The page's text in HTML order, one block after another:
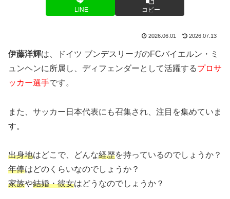
LINE コピー
2026.06.01 2026.07.13
伊藤洋輝は、ドイツ ブンデスリーガのFCバイエルン・ミ
ュンヘンに所属し、ディフェンダーとして活躍するプロサ
ッカー選手です。
また、サッカー日本代表にも召集され、注目を集めていま
す。
出身地はどこで、どんな経歴を持っているのでしょうか？
年俸はどのくらいなのでしょうか？
家族や結婚・彼女はどうなのでしょうか？